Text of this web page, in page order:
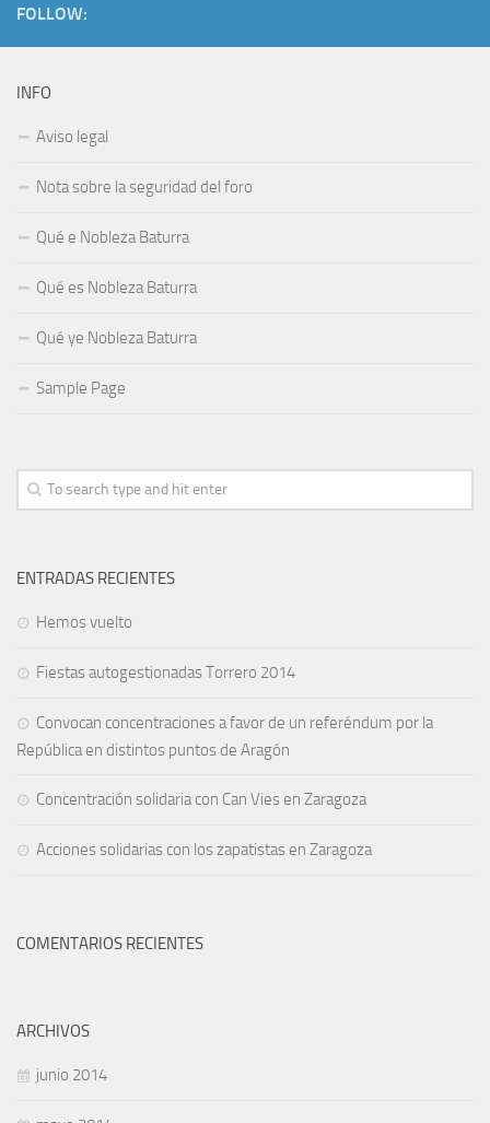
FOLLOW:
INFO
Aviso legal
Nota sobre la seguridad del foro
Qué e Nobleza Baturra
Qué es Nobleza Baturra
Qué ye Nobleza Baturra
Sample Page
ENTRADAS RECIENTES
Hemos vuelto
Fiestas autogestionadas Torrero 2014
Convocan concentraciones a favor de un referéndum por la
República en distintos puntos de Aragón
Concentración solidaria con Can Vies en Zaragoza
Acciones solidarias con los zapatistas en Zaragoza
COMENTARIOS RECIENTES
ARCHIVOS
junio 2014